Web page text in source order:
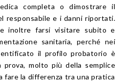
completa o dimostrare il
responsabile e i danni riportati.
inoltre farsi visitare subito e
sanitaria, perché nei
il profilo probatorio è
molto più della semplice
fare la differenza tra una pratica